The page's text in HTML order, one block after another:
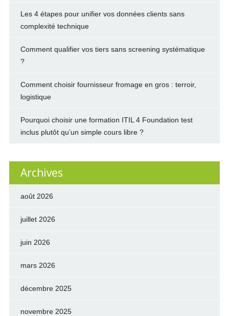
Les 4 étapes pour unifier vos données clients sans
complexité technique
Comment qualifier vos tiers sans screening systématique
?
Comment choisir fournisseur fromage en gros : terroir,
logistique
Pourquoi choisir une formation ITIL 4 Foundation test
inclus plutôt qu’un simple cours libre ?
Archives
août 2026
juillet 2026
juin 2026
mars 2026
décembre 2025
novembre 2025